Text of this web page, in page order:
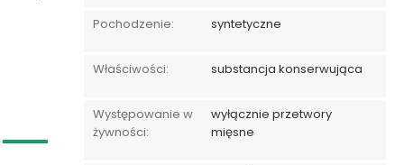
Pochodzenie: syntetyczne
Właściwości: substancja konserwująca
Występowanie w
żywności:
wyłącznie przetwory
mięsne